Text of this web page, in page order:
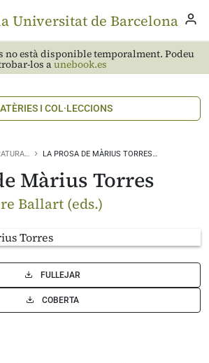
no està disponible temporalment. Podeu
los aunebook.es
I COL·LECCIONS
LA PROSA DE MÀRIUS TORRES…
Màrius Torres
Ballart (eds.)
FULLEJAR
COBERTA